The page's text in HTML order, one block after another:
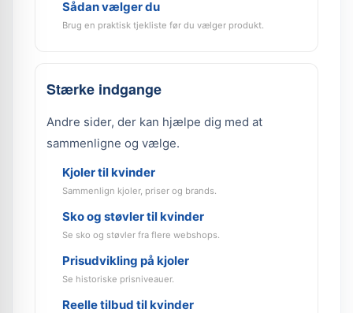
Sådan vælger du
Brug en praktisk tjekliste før du vælger produkt.
Stærke indgange
Andre sider, der kan hjælpe dig med at
sammenligne og vælge.
Kjoler til kvinder
Sammenlign kjoler, priser og brands.
Sko og støvler til kvinder
Se sko og støvler fra flere webshops.
Prisudvikling på kjoler
Se historiske prisniveauer.
Reelle tilbud til kvinder